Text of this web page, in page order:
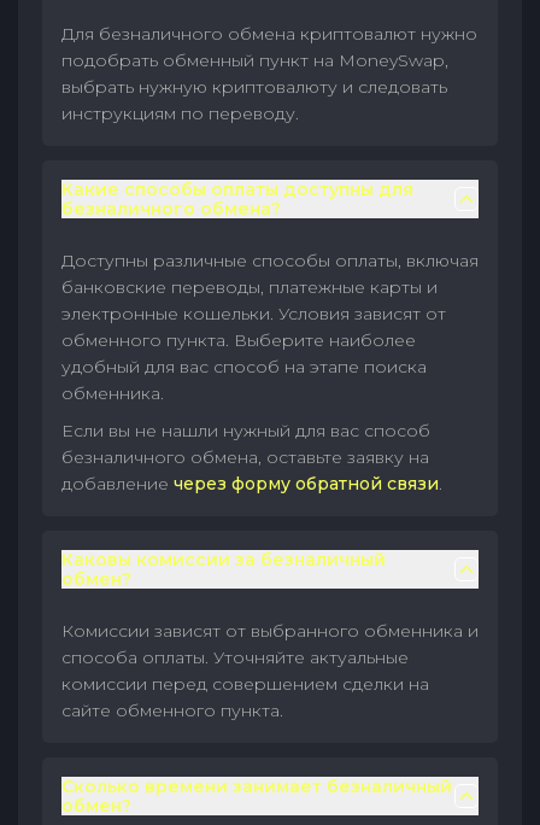
Для безналичного обмена криптовалют нужно
подобрать обменный пункт на MoneySwap,
выбрать нужную криптовалюту и следовать
инструкциям по переводу.
Какие способы оплаты доступны для
безналичного обмена?
Доступны различные способы оплаты, включая
банковские переводы, платежные карты и
электронные кошельки. Условия зависят от
обменного пункта. Выберите наиболее
удобный для вас способ на этапе поиска
обменника.
Если вы не нашли нужный для вас способ
безналичного обмена, оставьте заявку на
добавление через форму обратной связи.
Каковы комиссии за безналичный
обмен?
Комиссии зависят от выбранного обменника и
способа оплаты. Уточняйте актуальные
комиссии перед совершением сделки на
сайте обменного пункта.
Сколько времени занимает безналичный
обмен?